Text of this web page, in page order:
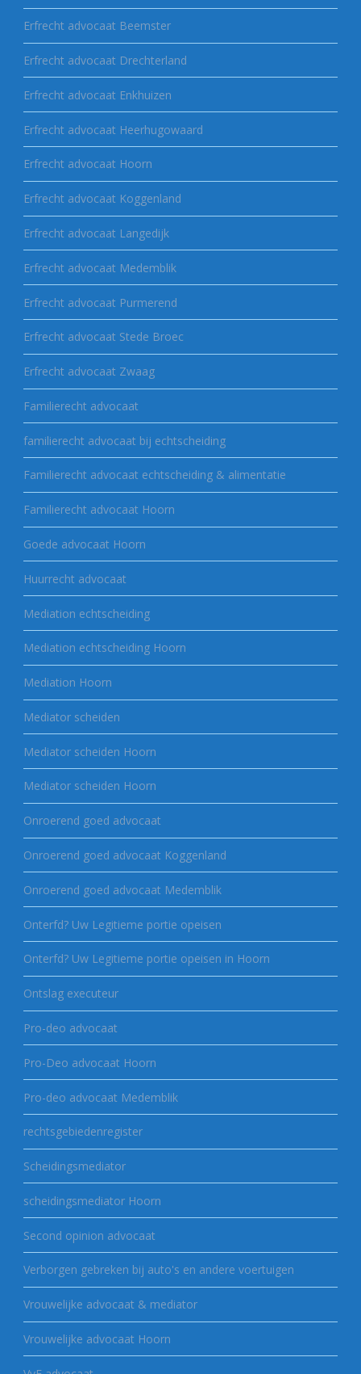
Erfrecht advocaat Beemster
Erfrecht advocaat Drechterland
Erfrecht advocaat Enkhuizen
Erfrecht advocaat Heerhugowaard
Erfrecht advocaat Hoorn
Erfrecht advocaat Koggenland
Erfrecht advocaat Langedijk
Erfrecht advocaat Medemblik
Erfrecht advocaat Purmerend
Erfrecht advocaat Stede Broec
Erfrecht advocaat Zwaag
Familierecht advocaat
familierecht advocaat bij echtscheiding
Familierecht advocaat echtscheiding & alimentatie
Familierecht advocaat Hoorn
Goede advocaat Hoorn
Huurrecht advocaat
Mediation echtscheiding
Mediation echtscheiding Hoorn
Mediation Hoorn
Mediator scheiden
Mediator scheiden Hoorn
Mediator scheiden Hoorn
Onroerend goed advocaat
Onroerend goed advocaat Koggenland
Onroerend goed advocaat Medemblik
Onterfd? Uw Legitieme portie opeisen
Onterfd? Uw Legitieme portie opeisen in Hoorn
Ontslag executeur
Pro-deo advocaat
Pro-Deo advocaat Hoorn
Pro-deo advocaat Medemblik
rechtsgebiedenregister
Scheidingsmediator
scheidingsmediator Hoorn
Second opinion advocaat
Verborgen gebreken bij auto's en andere voertuigen
Vrouwelijke advocaat & mediator
Vrouwelijke advocaat Hoorn